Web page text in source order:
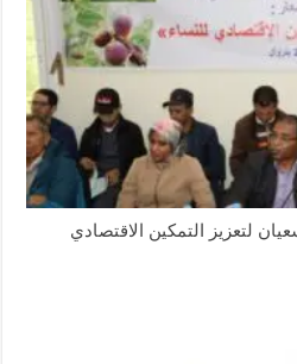
لتعزيز التمكين الاقتصادي